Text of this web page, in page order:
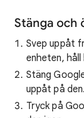
Stänga och
Svep uppåt
enheten,
Stäng
uppåt på den.
Tryck på